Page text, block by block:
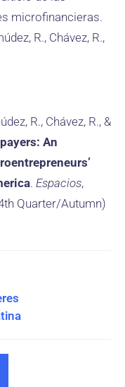
microfinancieras.
R., Chávez, R.,
R., Chávez, R., &
An
. Espacios,
Quarter/Autumn)